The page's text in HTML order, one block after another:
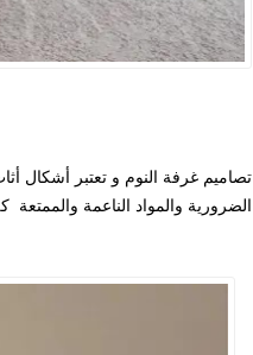
تصاميم غرفة النوم و تعتبر أشكال
الضرورية والمواد الناعمة